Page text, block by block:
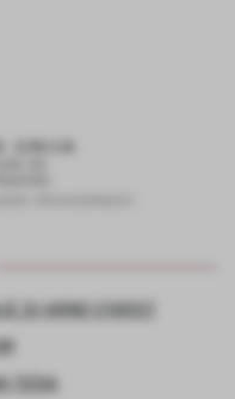
ZA VARNO STAROST
TOČKA